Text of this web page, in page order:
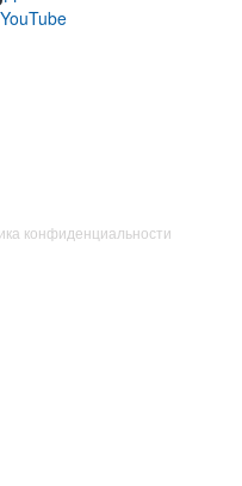
YouTube
конфиденциальности